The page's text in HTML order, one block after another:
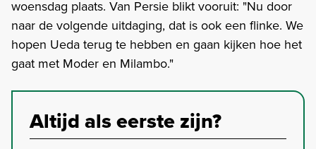
woensdag plaats. Van Persie blikt vooruit: "Nu door
naar de volgende uitdaging, dat is ook een flinke. We
hopen Ueda terug te hebben en gaan kijken hoe het
gaat met Moder en Milambo."
Altijd als eerste zijn?